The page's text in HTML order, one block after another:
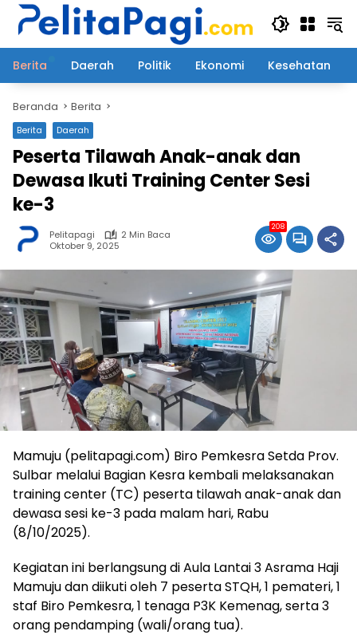
Langsung
Berita
Daerah Politik Ekonomi Kesehatan
Beranda Berita
Berita Daerah
Peserta Tilawah Anak-anak dan
Dewasa Ikuti Training Center Sesi
ke-3
Pelitapagi
2 Min Baca
Oktober 9, 2025
208
Mamuju (pelitapagi.com) Biro Pemkesra Setda Prov.
Sulbar melalui Bagian Kesra kembali melaksanakan
training center (TC) peserta tilawah anak-anak dan
dewasa sesi ke-3 pada malam hari, Rabu
(8/10/2025).
Kegiatan ini berlangsung di Aula Lantai 3 Asrama Haji
Mamuju dan diikuti oleh 7 peserta STQH, 1 pemateri, 1
staf Biro Pemkesra, 1 tenaga P3K Kemenag, serta 3
orang pendamping (wali/orang tua).